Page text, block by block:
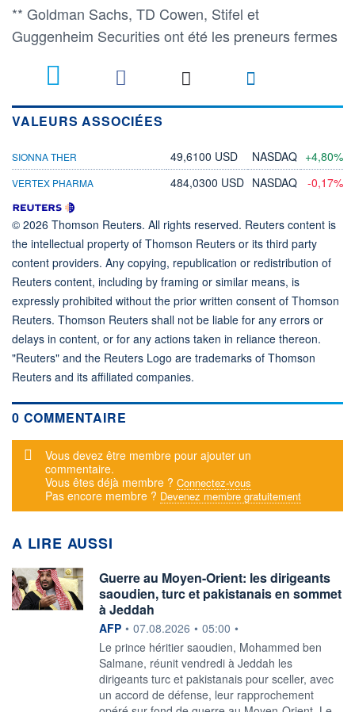
** Goldman Sachs, TD Cowen, Stifel et
Guggenheim Securities ont été les preneurs fermes
VALEURS ASSOCIÉES
SIONNA THER 49,6100 USD NASDAQ +4,80%
VERTEX PHARMA 484,0300 USD NASDAQ -0,17%
© 2026 Thomson Reuters. All rights reserved. Reuters content is
the intellectual property of Thomson Reuters or its third party
content providers. Any copying, republication or redistribution of
Reuters content, including by framing or similar means, is
expressly prohibited without the prior written consent of Thomson
Reuters. Thomson Reuters shall not be liable for any errors or
delays in content, or for any actions taken in reliance thereon.
"Reuters" and the Reuters Logo are trademarks of Thomson
Reuters and its affiliated companies.
0 COMMENTAIRE
Message d'alerte
Vous devez être membre pour ajouter un
commentaire.
Vous êtes déjà membre ? Connectez-vous
Pas encore membre ? Devenez membre gratuitement
A LIRE AUSSI
Guerre au Moyen-Orient: les dirigeants
saoudien, turc et pakistanais en sommet
à Jeddah
information fournie par
AFP • 07.08.2026 • 05:00 •
Le prince héritier saoudien, Mohammed ben
Salmane, réunit vendredi à Jeddah les
dirigeants turc et pakistanais pour sceller, avec
un accord de défense, leur rapprochement